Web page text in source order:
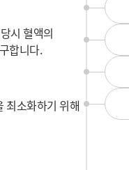
시 혈액의
합니다.
최소화하기 위해